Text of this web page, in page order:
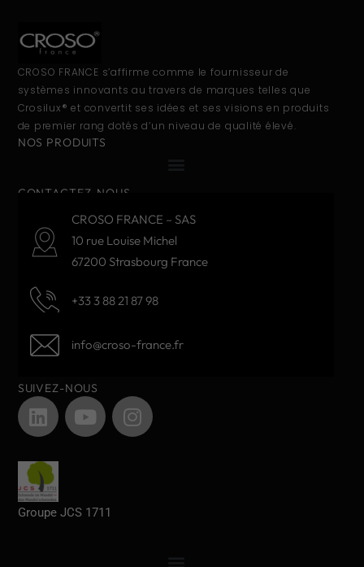
CROSO FRANCE s’affirme comme le fournisseur de
systèmes innovants au travers de marques telles que
Crosilux® et convertit ses idées et ses visions en produits
de premier rang dotés d’un niveau de qualité élevé.
NOS PRODUITS
CONTACTEZ-NOUS
CROSO FRANCE – SAS
10 rue Louise Michel
67200 Strasbourg France
+33 3 88 21 87 98
info@croso-france.fr
SUIVEZ-NOUS
Groupe JCS 1711